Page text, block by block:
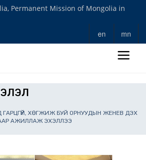
Permanent Mission of Mongolia in
en mn
ХӨГЖИЖ БУЙ ОРНУУДЫН ЖЕНЕВ ДЭХ
АЖИЛЛАЖ ЭХЭЛЛЭЭ